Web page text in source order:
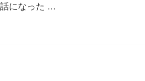
になった …